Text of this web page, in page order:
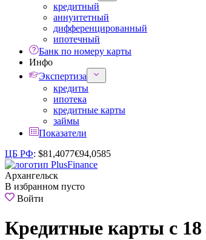
кредитный
аннуитетный
дифференцированный
ипотечный
Банк по номеру карты
Инфо
Экспертиза
кредиты
ипотека
кредитные карты
займы
Показатели
ЦБ РФ: $81,4077€94,0585
Архангельск
В избранном пусто
Войти
Кредитные карты с 18